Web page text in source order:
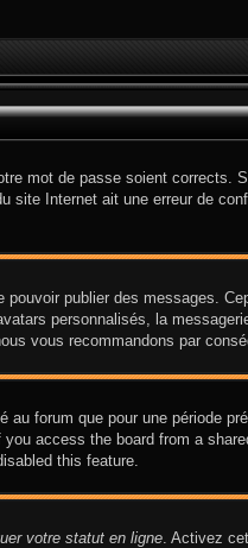
mot de passe soient corrects.
site Internet ait une erreur de
publier des messages.
personnalisés, la messagerie
vous recommandons par
au forum que pour une période
access the board from a
this feature.
votre statut en ligne. Activez